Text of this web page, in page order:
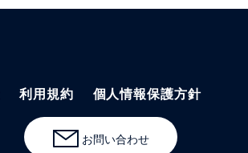
利用規約 個人情報保護方針
お問い合わせ